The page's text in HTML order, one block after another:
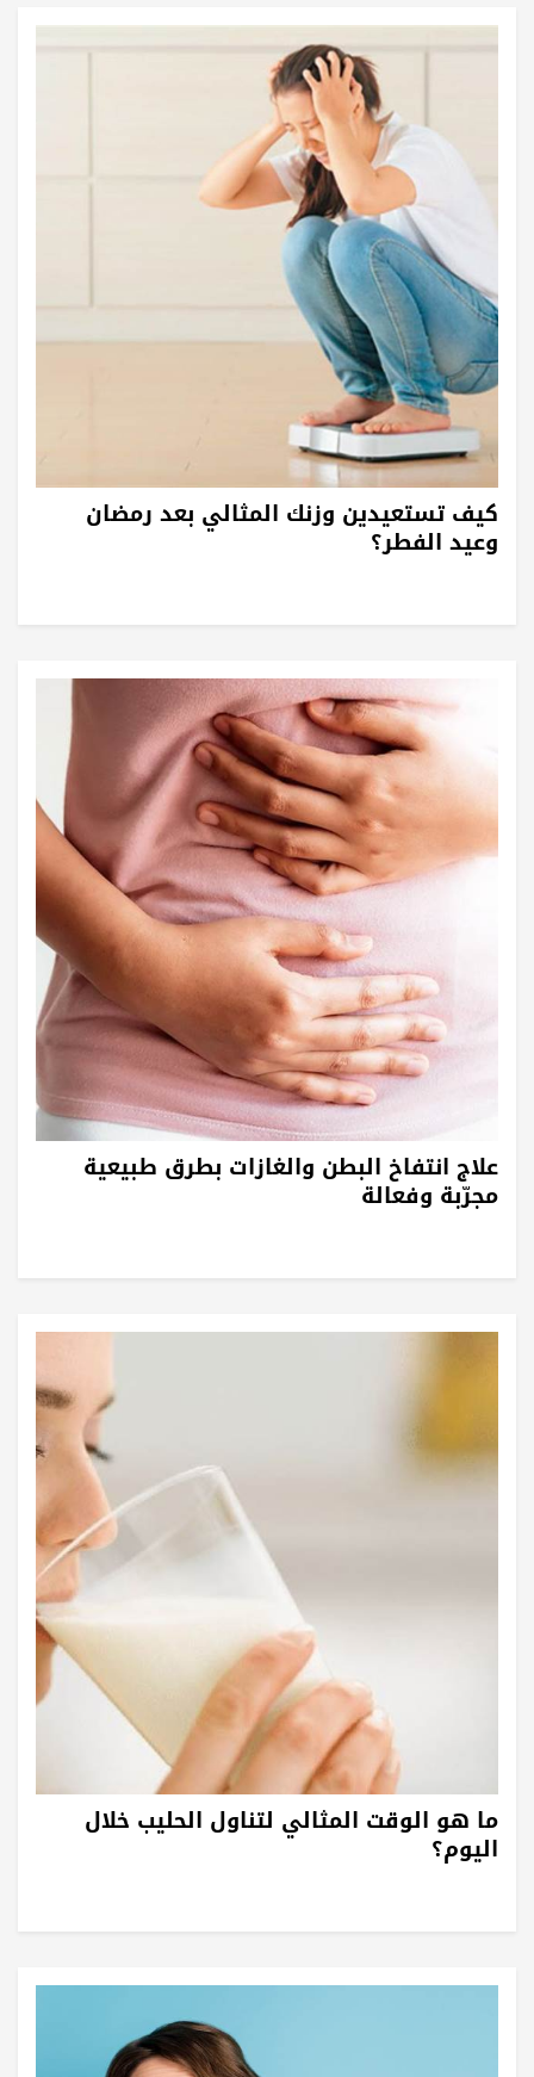
كيف تستعيدين وزنك المثالي بعد رمضان
وعيد الفطر؟
علاج انتفاخ البطن والغازات بطرق طبيعية
مجرّبة وفعالة
ما هو الوقت المثالي لتناول الحليب خلال
اليوم؟